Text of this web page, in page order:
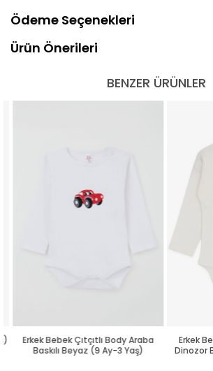
Ödeme Seçenekleri
Ürün Önerileri
BENZER ÜRÜNLER
Erkek Bebek Çıtçıtlı Body Araba
Baskılı Beyaz (9 Ay-3 Yaş)
Erkek
Dinozor